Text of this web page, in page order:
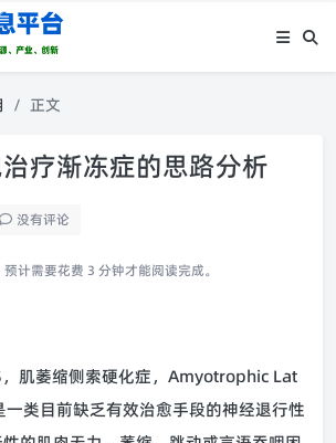
正文
疗渐冻症的思路分析
没有评论
计需要花费 3 分钟才能阅读完成。
肌萎缩侧索硬化症，Amyotrophic Lat
类目前缺乏有效治愈手段的神经退行性